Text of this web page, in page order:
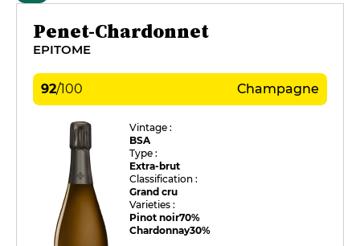
Penet-Chardonnet
EPITOME
92/100 Champagne
Vintage :
BSA
Type :
Extra-brut
Classification :
Grand cru
Varieties :
Pinot noir70%
Chardonnay30%